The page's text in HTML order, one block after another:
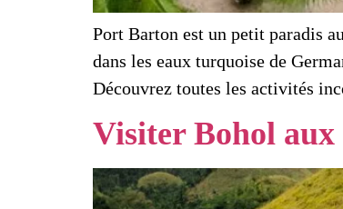
Port Barton est un petit paradis
dans les eaux turquoise de
Découvrez toutes les activités
Visiter Bohol